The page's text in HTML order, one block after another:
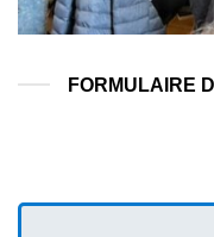
FORMULAIRE